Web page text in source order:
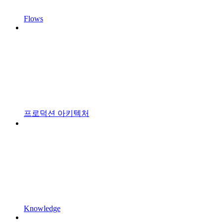
Flows
프로덕션 아키텍처
Knowledge